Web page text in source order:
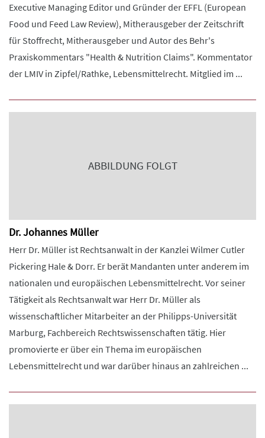
Executive Managing Editor und Gründer der EFFL (European
Food und Feed Law Review), Mitherausgeber der Zeitschrift
für Stoffrecht, Mitherausgeber und Autor des Behr's
Praxiskommentars "Health & Nutrition Claims". Kommentator
der LMIV in Zipfel/Rathke, Lebensmittelrecht. Mitglied im ...
ABBILDUNG FOLGT
Dr. Johannes Müller
Herr Dr. Müller ist Rechtsanwalt in der Kanzlei Wilmer Cutler
Pickering Hale & Dorr. Er berät Mandanten unter anderem im
nationalen und europäischen Lebensmittelrecht. Vor seiner
Tätigkeit als Rechtsanwalt war Herr Dr. Müller als
wissenschaftlicher Mitarbeiter an der Philipps-Universität
Marburg, Fachbereich Rechtswissenschaften tätig. Hier
promovierte er über ein Thema im europäischen
Lebensmittelrecht und war darüber hinaus an zahlreichen ...